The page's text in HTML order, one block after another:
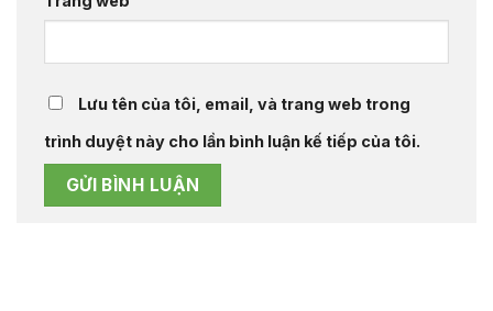
Lưu tên của tôi, email, và trang web trong
trình duyệt này cho lần bình luận kế tiếp của tôi.